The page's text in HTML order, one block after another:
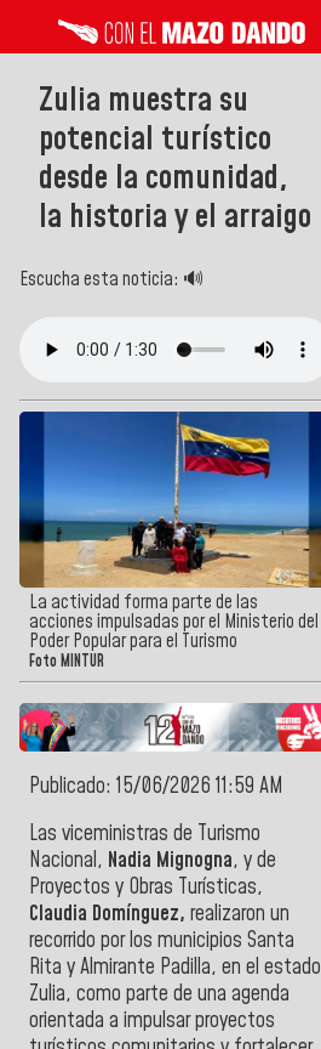
Zulia muestra su
potencial turístico
desde la comunidad,
la historia y el arraigo
Escucha esta noticia: 🔊
La actividad forma parte de las
acciones impulsadas por el Ministerio del
Poder Popular para el Turismo
Foto MINTUR
Publicado: 15/06/2026 11:59 AM
Las viceministras de Turismo
Nacional, Nadia Mignogna, y de
Proyectos y Obras Turísticas,
Claudia Domínguez, realizaron un
recorrido por los municipios Santa
Rita y Almirante Padilla, en el estado
Zulia, como parte de una agenda
orientada a impulsar proyectos